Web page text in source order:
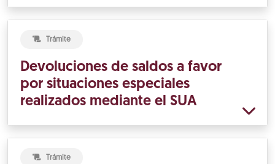
Trámite
Devoluciones de saldos a favor
por situaciones especiales
realizados mediante el SUA
Trámite